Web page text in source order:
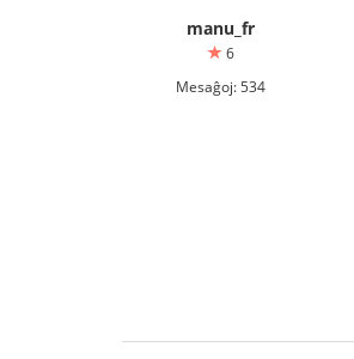
manu_fr
6
Mesaĝoj: 534